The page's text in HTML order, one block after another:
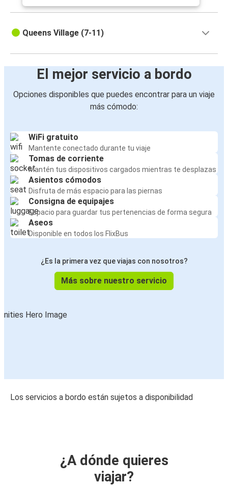
Queens Village (7-11)
El mejor servicio a bordo
Opciones disponibles que puedes encontrar para un viaje
más cómodo:
WiFi gratuito
Mantente conectado durante tu viaje
Tomas de corriente
Mantén tus dispositivos cargados mientras te desplazas
Asientos cómodos
Disfruta de más espacio para las piernas
Consigna de equipajes
Espacio para guardar tus pertenencias de forma segura
Aseos
Disponible en todos los FlixBus
¿Es la primera vez que viajas con nosotros?
Más sobre nuestro servicio
Los servicios a bordo están sujetos a disponibilidad
¿A dónde quieres
viajar?